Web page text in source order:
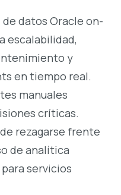
de datos Oracle on-
escalabilidad,
y
en tiempo real.
manuales
críticas.
rezagarse frente
de analítica
servicios